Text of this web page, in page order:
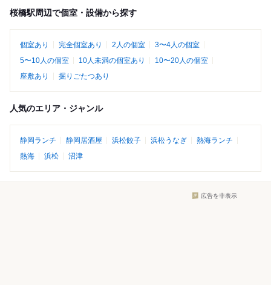
桜橋駅周辺で個室・設備から探す
個室あり 完全個室あり 2人の個室
3〜4人の個室
5〜10人の個室
10人未満の個室あり
10〜20人の個室
座敷あり
掘りごたつあり
人気のエリア・ジャンル
静岡ランチ 静岡居酒屋 浜松餃子 浜松うなぎ
熱海ランチ
熱海
浜松 沼津
広告を非表示